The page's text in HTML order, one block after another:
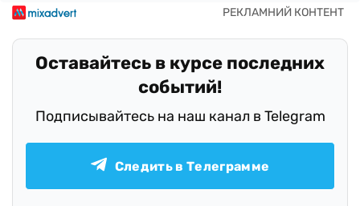
Оставайтесь в курсе последних
событий!
Подписывайтесь на наш канал в Telegram
Следить в Телеграмме